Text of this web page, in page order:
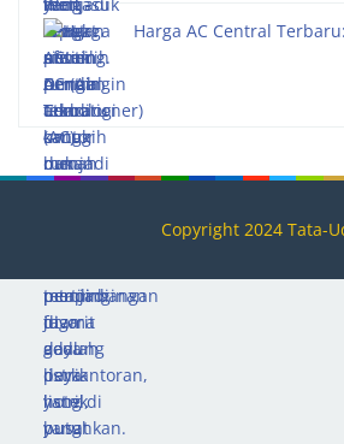
Harga AC Central
Copyright 2024 Tata-